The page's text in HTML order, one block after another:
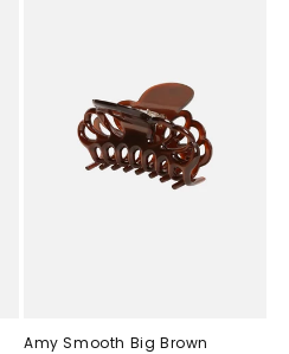
Amy Smooth Big Brown